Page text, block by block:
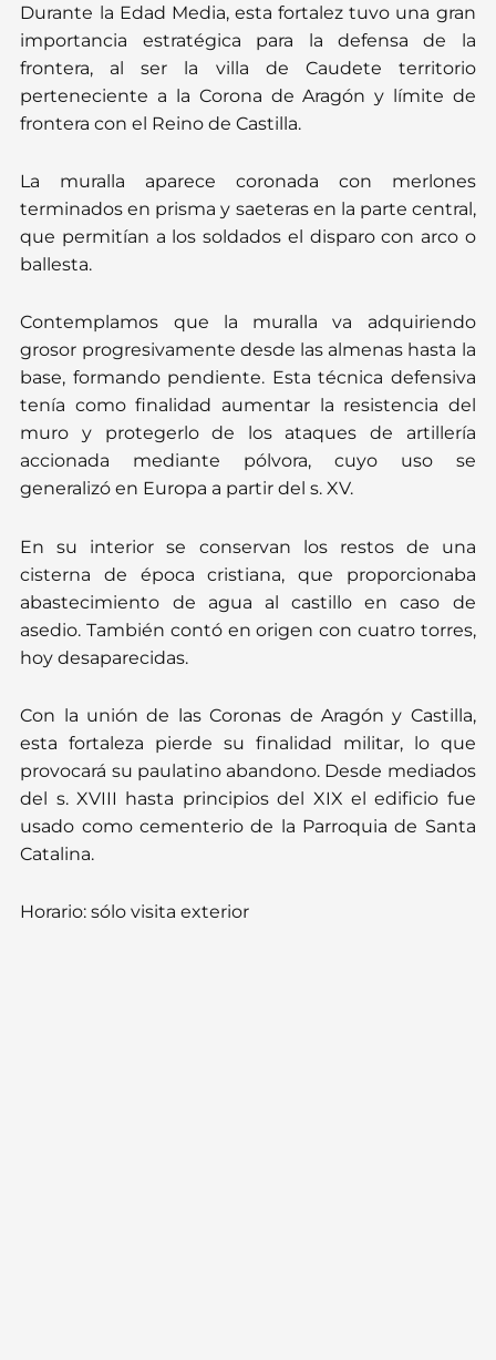
Durante la Edad Media, esta fortalez tuvo una gran
importancia estratégica para la defensa de la
frontera, al ser la villa de Caudete territorio
perteneciente a la Corona de Aragón y límite de
frontera con el Reino de Castilla.
La muralla aparece coronada con merlones
terminados en prisma y saeteras en la parte central,
que permitían a los soldados el disparo con arco o
ballesta.
Contemplamos que la muralla va adquiriendo
grosor progresivamente desde las almenas hasta la
base, formando pendiente. Esta técnica defensiva
tenía como finalidad aumentar la resistencia del
muro y protegerlo de los ataques de artillería
accionada mediante pólvora, cuyo uso se
generalizó en Europa a partir del s. XV.
En su interior se conservan los restos de una
cisterna de época cristiana, que proporcionaba
abastecimiento de agua al castillo en caso de
asedio. También contó en origen con cuatro torres,
hoy desaparecidas.
Con la unión de las Coronas de Aragón y Castilla,
esta fortaleza pierde su finalidad militar, lo que
provocará su paulatino abandono. Desde mediados
del s. XVIII hasta principios del XIX el edificio fue
usado como cementerio de la Parroquia de Santa
Catalina.
Horario:sólo visita exterior